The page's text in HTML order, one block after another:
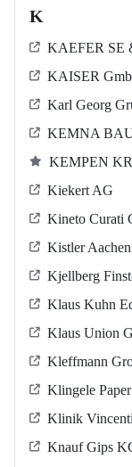
K
KAEFER SE
KAISER
Karl Georg
KEMNA
KEMPEN
Kiekert AG
Kineto Curati
Kistler
Kjellberg
Klaus Kuhn
Klaus Union
Kleffmann
Klingele
Klinik
Knauf Gips